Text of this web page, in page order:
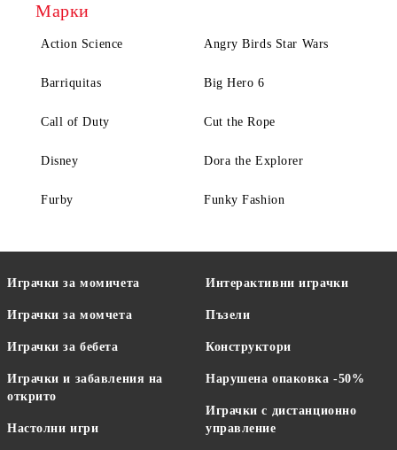
Марки
Action Science Angry Birds Star Wars
Barriquitas Big Hero 6
Call of Duty Cut the Rope
Disney Dora the Explorer
Furby Funky Fashion
Играчки за момичета
Играчки за момчета
Играчки за бебета
Играчки и забавления на
открито
Настолни игри
Интерактивни играчки
Пъзели
Конструктори
Нарушена опаковка -50%
Играчки с дистанционно
управление